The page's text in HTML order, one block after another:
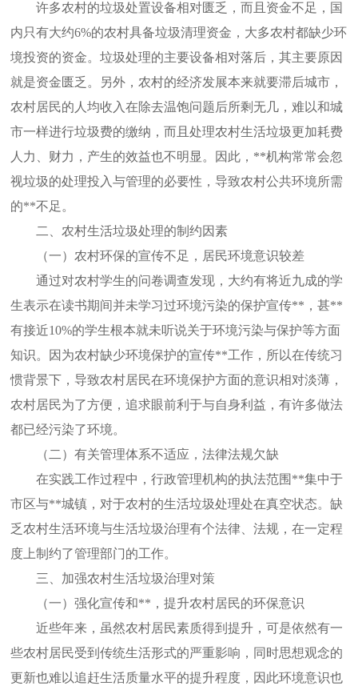
许多农村的垃圾处置设备相对匮乏，而且资金不足，国
内只有大约6%的农村具备垃圾清理资金，大多农村都缺少环
境投资的资金。垃圾处理的主要设备相对落后，其主要原因
就是资金匮乏。另外，农村的经济发展本来就要滞后城市，
农村居民的人均收入在除去温饱问题后所剩无几，难以和城
市一样进行垃圾费的缴纳，而且处理农村生活垃圾更加耗费
人力、财力，产生的效益也不明显。因此，**机构常常会忽
视垃圾的处理投入与管理的必要性，导致农村公共环境所需
的**不足。
二、农村生活垃圾处理的制约因素
（一）农村环保的宣传不足，居民环境意识较差
通过对农村学生的问卷调查发现，大约有将近九成的学
生表示在读书期间并未学习过环境污染的保护宣传**，甚**
有接近10%的学生根本就未听说关于环境污染与保护等方面
知识。因为农村缺少环境保护的宣传**工作，所以在传统习
惯背景下，导致农村居民在环境保护方面的意识相对淡薄，
农村居民为了方便，追求眼前利于与自身利益，有许多做法
都已经污染了环境。
（二）有关管理体系不适应，法律法规欠缺
在实践工作过程中，行政管理机构的执法范围**集中于
市区与**城镇，对于农村的生活垃圾处理处在真空状态。缺
乏农村生活环境与生活垃圾治理有个法律、法规，在一定程
度上制约了管理部门的工作。
三、加强农村生活垃圾治理对策
（一）强化宣传和**，提升农村居民的环保意识
近些年来，虽然农村居民素质得到提升，可是依然有一
些农村居民受到传统生活形式的严重影响，同时思想观念的
更新也难以追赶生活质量水平的提升程度，因此环境意识也